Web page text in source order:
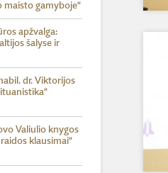
maisto gamyboje“
apžvalga:
šalyse ir
dr. Viktorijos
Valiulio knygos
klausimai“